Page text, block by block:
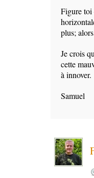
Figure toi
plus;
Je crois
cette
à innover.
Samuel